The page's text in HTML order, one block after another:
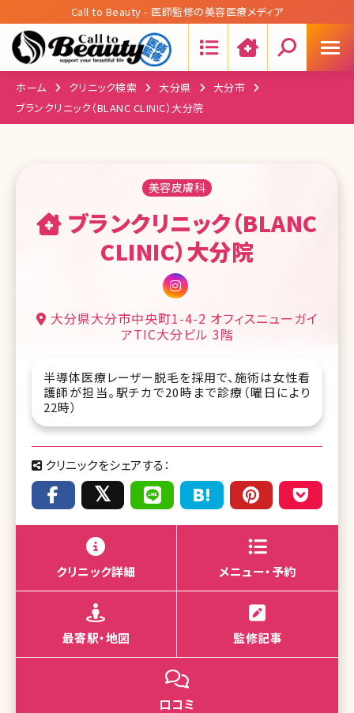
Call to Beauty - 医師監修の美容医療メディア
ホーム クリニック検索 大分県
大分市
ブランクリニック（BLANC CLINIC）大分院
美容皮膚科
ブランクリニック（BLANC
CLINIC）大分院
大分県大分市中央町1-4-2 オフィスニューガイ
アTIC大分ビル 3階
半導体医療レーザー脱毛を採用で、施術は女性看
護師が担当。駅チカで20時まで診療（曜日により
22時）
クリニックをシェアする：
クリニック詳細 メニュー・予約
最寄駅・地図 監修記事
口コミ